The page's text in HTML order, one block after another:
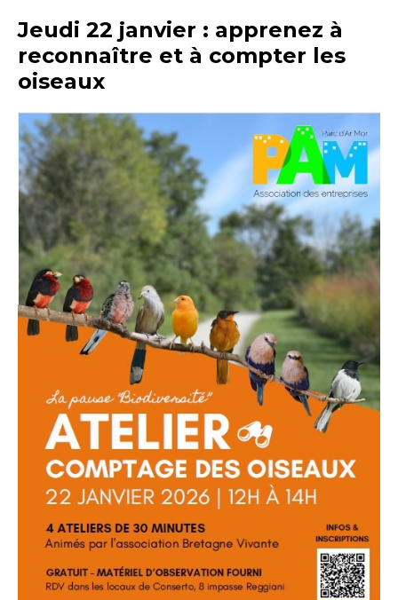
Jeudi 22 janvier : apprenez à
reconnaître et à compter les
oiseaux